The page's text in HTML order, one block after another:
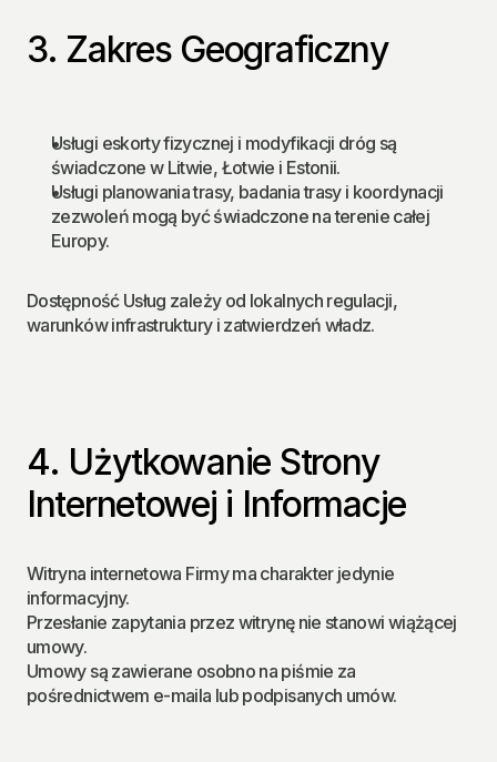
3. Zakres Geograficzny
Usługi eskorty fizycznej i modyfikacji dróg są
świadczone w Litwie, Łotwie i Estonii.
Usługi planowania trasy, badania trasy i koordynacji
zezwoleń mogą być świadczone na terenie całej
Europy.
Dostępność Usług zależy od lokalnych regulacji,
warunków infrastruktury i zatwierdzeń władz.
4. Użytkowanie Strony
Internetowej i Informacje
Witryna internetowa Firmy ma charakter jedynie
informacyjny.
Przesłanie zapytania przez witrynę nie stanowi wiążącej
umowy.
Umowy są zawierane osobno na piśmie za
pośrednictwem e-maila lub podpisanych umów.